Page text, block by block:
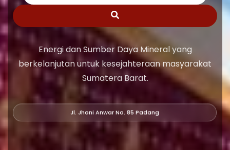
Energi dan Sumber Daya Mineral yang
berkelanjutan untuk kesejahteraan masyarakat
Sumatera Barat.
Jl. Jhoni Anwar No. 85 Padang